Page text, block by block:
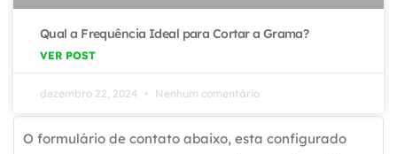
Qual a Frequência Ideal para Cortar a Grama?
VER POST
dezembro 22, 2024 Nenhum comentário
O formulário de contato abaixo, esta configurado